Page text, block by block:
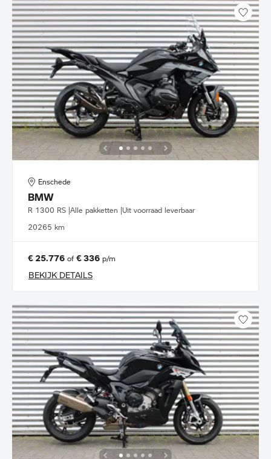
Enschede
BMW
R 1300 RS |Alle pakketten |Uit voorraad leverbaar
20265 km
€ 25.776 of € 336 p/m
BEKIJK DETAILS